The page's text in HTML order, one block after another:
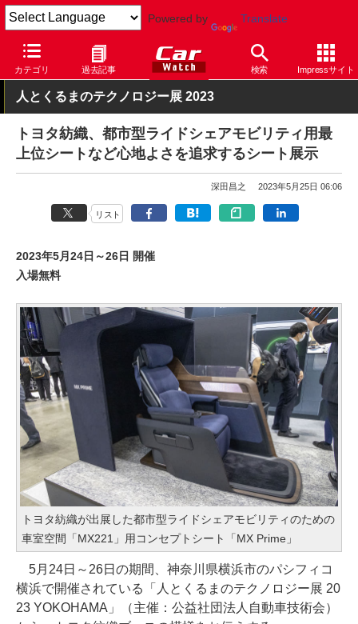
Powered by Translate
カテゴリ 過去記事 検索 Impressサイト
Car Watch イベント 人とくるまのテクノロジー展 2023
人とくるまのテクノロジー展 2023
トヨタ紡織、都市型ライドシェアモビリティ用最
上位シートなど心地よさを追求するシート展示
深田昌之 2023年5月25日 06:06
リスト
2023年5月24日～26日 開催
入場無料
トヨタ紡織が出展した都市型ライドシェアモビリティのための
車室空間「MX221」用コンセプトシート「MX Prime」
5月24日～26日の期間、神奈川県横浜市のパシフィコ
横浜で開催されている「人とくるまのテクノロジー展 20
23 YOKOHAMA」（主催：公益社団法人自動車技術会）